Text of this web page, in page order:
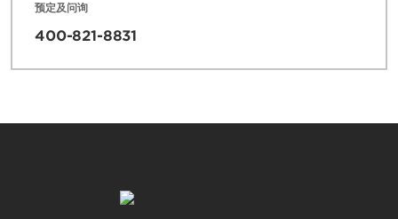
预定及问询
400-821-8831